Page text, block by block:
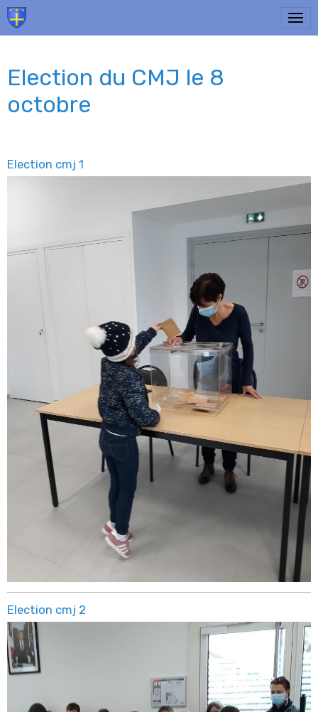
Election du CMJ le 8
octobre
Election cmj 1
Election cmj 2